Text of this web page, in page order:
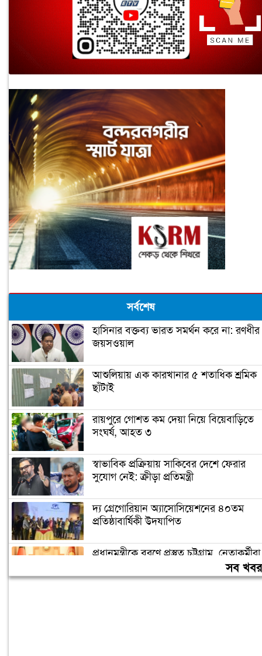
সর্বশেষ
হাসিনার বক্তব্য ভারত সমর্থন করে না: রণধীর
জয়সওয়াল
আশুলিয়ায় এক কারখানার ৫ শতাধিক শ্রমিক
ছাঁটাই
রায়পুরে গোশত কম দেয়া নিয়ে বিয়েবাড়িতে
সংঘর্ষ, আহত ৩
স্বাভাবিক প্রক্রিয়ায় সাকিবের দেশে ফেরার
সুযোগ নেই: ক্রীড়া প্রতিমন্ত্রী
দ্য গ্রেগোরিয়ান অ্যাসোসিয়েশনের ৪০তম
প্রতিষ্ঠাবার্ষিকী উদযাপিত
প্রধানমন্ত্রীকে বরণে প্রস্তুত চট্টগ্রাম, নেতাকর্মীরা
সব